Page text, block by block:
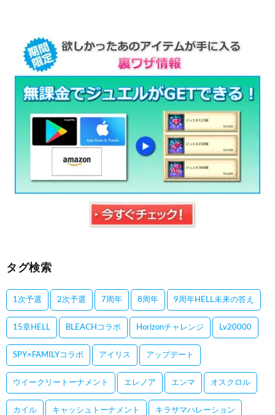
タグ検索
1次予選 2次予選 7周年 8周年 9周年HELL未来の答え
15章HELL BLEACHコラボ Horizonチャレンジ Lv20000
SPY×FAMILYコラボ アイリス アップデート
ウイークリートーナメント エレノア エンマ オスクロル
カイル キャッシュトーナメント キラサマハレーション